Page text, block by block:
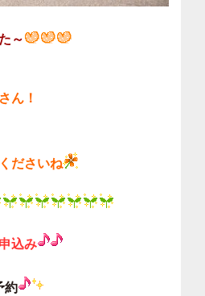
～
ん！
ださいね
込み
約